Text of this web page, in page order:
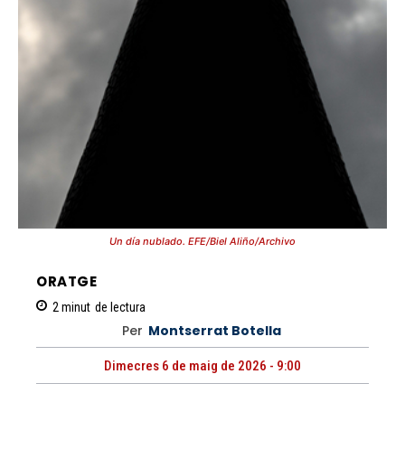
Un día nublado. EFE/Biel Aliño/Archivo
ORATGE
2 minut de lectura
Per Montserrat Botella
Dimecres 6 de maig de 2026 - 9:00